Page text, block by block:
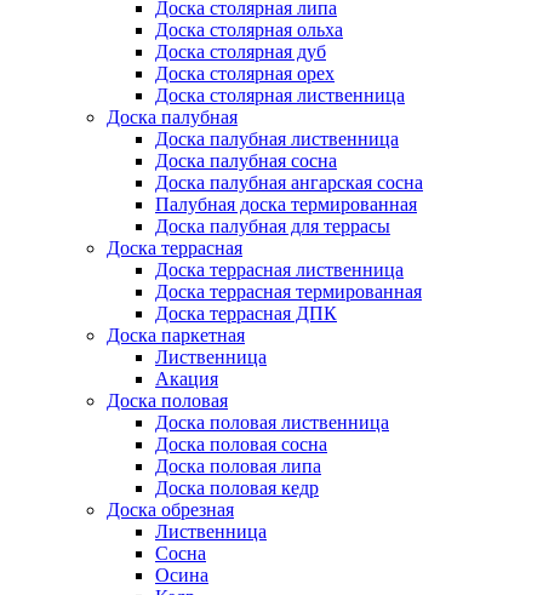
Доска столярная липа
Доска столярная ольха
Доска столярная дуб
Доска столярная орех
Доска столярная лиственница
Доска палубная
Доска палубная лиственница
Доска палубная сосна
Доска палубная ангарская сосна
Палубная доска термированная
Доска палубная для террасы
Доска террасная
Доска террасная лиственница
Доска террасная термированная
Доска террасная ДПК
Доска паркетная
Лиственница
Акация
Доска половая
Доска половая лиственница
Доска половая сосна
Доска половая липа
Доска половая кедр
Доска обрезная
Лиственница
Сосна
Осина